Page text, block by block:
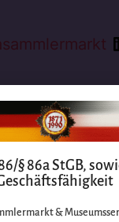
§ 86a StGB,
&